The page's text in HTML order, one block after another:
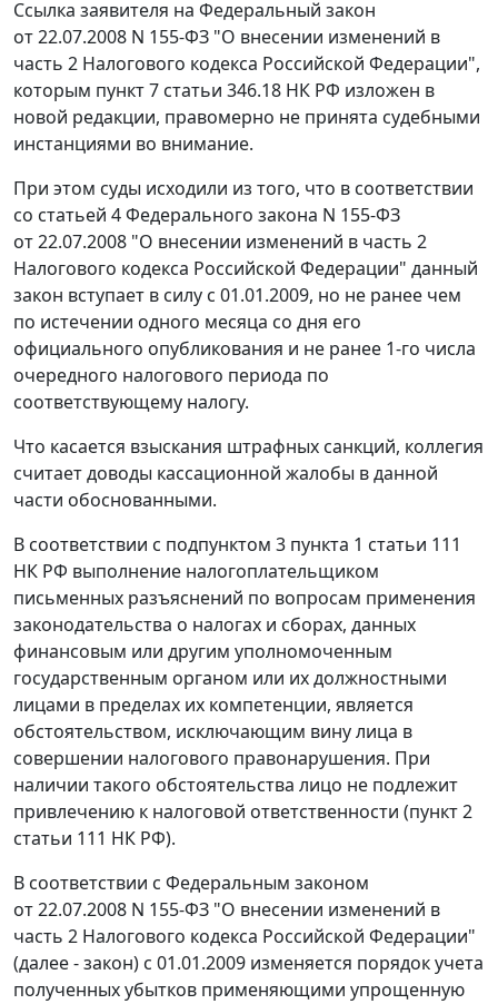
Ссылка заявителя на Федеральный закон
от 22.07.2008 N 155-ФЗ "О внесении изменений в
часть 2 Налогового кодекса Российской Федерации",
которым пункт 7 статьи 346.18 НК РФ изложен в
новой редакции, правомерно не принята судебными
инстанциями во внимание.
При этом суды исходили из того, что в соответствии
со статьей 4Федерального закона N 155-ФЗ
от 22.07.2008 "О внесении изменений в часть 2
Налогового кодекса Российской Федерации" данный
закон вступает в силу с 01.01.2009, но не ранее чем
по истечении одного месяца со дня его
официального опубликования и не ранее 1-го числа
очередного налогового периода по
соответствующему налогу.
Что касается взыскания штрафных санкций, коллегия
считает доводы кассационной жалобы в данной
части обоснованными.
В соответствии с подпунктом 3 пункта 1 статьи 111
НК РФ выполнение налогоплательщиком
письменных разъяснений по вопросам применения
законодательства о налогах и сборах, данных
финансовым или другим уполномоченным
государственным органом или их должностными
лицами в пределах их компетенции, является
обстоятельством, исключающим вину лица в
совершении налогового правонарушения. При
наличии такого обстоятельства лицо не подлежит
привлечению к налоговой ответственности (пункт 2
статьи 111 НК РФ).
В соответствии с Федеральным законом
от 22.07.2008 N 155-ФЗ "О внесении изменений в
часть 2 Налогового кодекса Российской Федерации"
(далее - закон) с 01.01.2009 изменяется порядок учета
полученных убытков применяющими упрощенную